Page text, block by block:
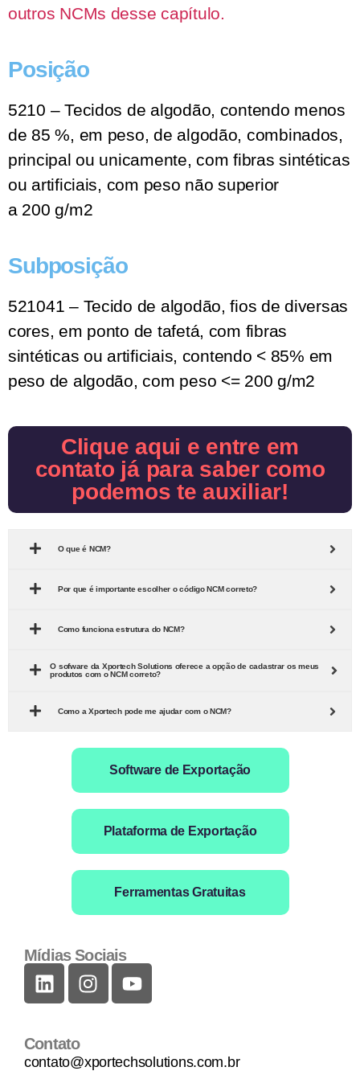
outros NCMs desse capítulo.
Posição
5210 – Tecidos de algodão, contendo menos
de 85 %, em peso, de algodão, combinados,
principal ou unicamente, com fibras sintéticas
ou artificiais, com peso não superior
a 200 g/m2
Subposição
521041 – Tecido de algodão, fios de diversas
cores, em ponto de tafetá, com fibras
sintéticas ou artificiais, contendo < 85% em
peso de algodão, com peso <= 200 g/m2
Clique aqui e entre em
contato já para saber como
podemos te auxiliar!
O que é NCM?
Por que é importante escolher o código NCM correto?
Como funciona estrutura do NCM?
O sofware da Xportech Solutions oferece a opção de cadastrar os meus
produtos com o NCM correto?
Como a Xportech pode me ajudar com o NCM?
Software de Exportação
Plataforma de Exportação
Ferramentas Gratuitas
Mídias Sociais
Contato
contato@xportechsolutions.com.br